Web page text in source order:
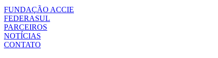
FUNDAÇÃO ACCIE
FEDERASUL
PARCEIROS
NOTÍCIAS
CONTATO